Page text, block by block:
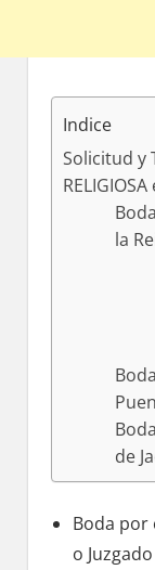
Indice
Solicitud y
la
dе
Boda pοr
ο